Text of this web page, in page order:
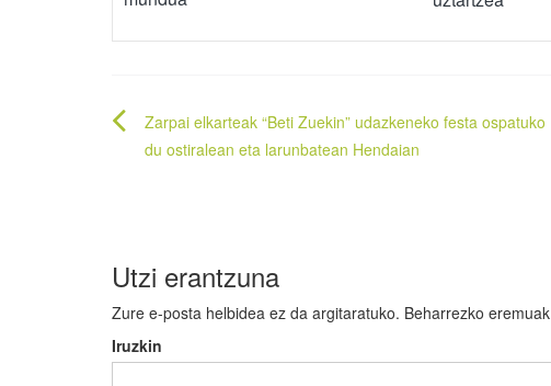
Bidalketetan
zehar
Zarpai elkarteak “Beti Zuekin” udazkeneko festa ospatuko
du ostiralean eta larunbatean Hendaian
Utzi erantzuna
Zure e-posta helbidea ez da argitaratuko. Beharrezko eremuak
Iruzkin